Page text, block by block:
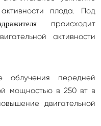
плода. Под
происходит
активности
передней
мощностью в 250 вт в
двигательной